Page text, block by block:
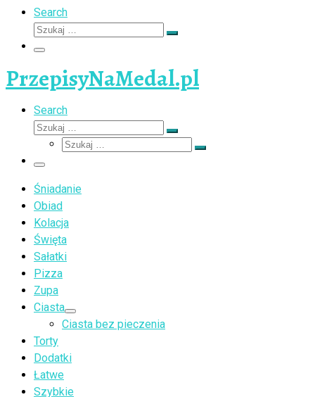
Search
Szukaj
Szukaj
Menu
PrzepisyNaMedal.pl
Search
Szukaj
Szukaj
Szukaj
Szukaj
Menu
Śniadanie
Obiad
Kolacja
Święta
Sałatki
Pizza
Zupa
Ciasta
Ciasta bez pieczenia
Torty
Dodatki
Łatwe
Szybkie